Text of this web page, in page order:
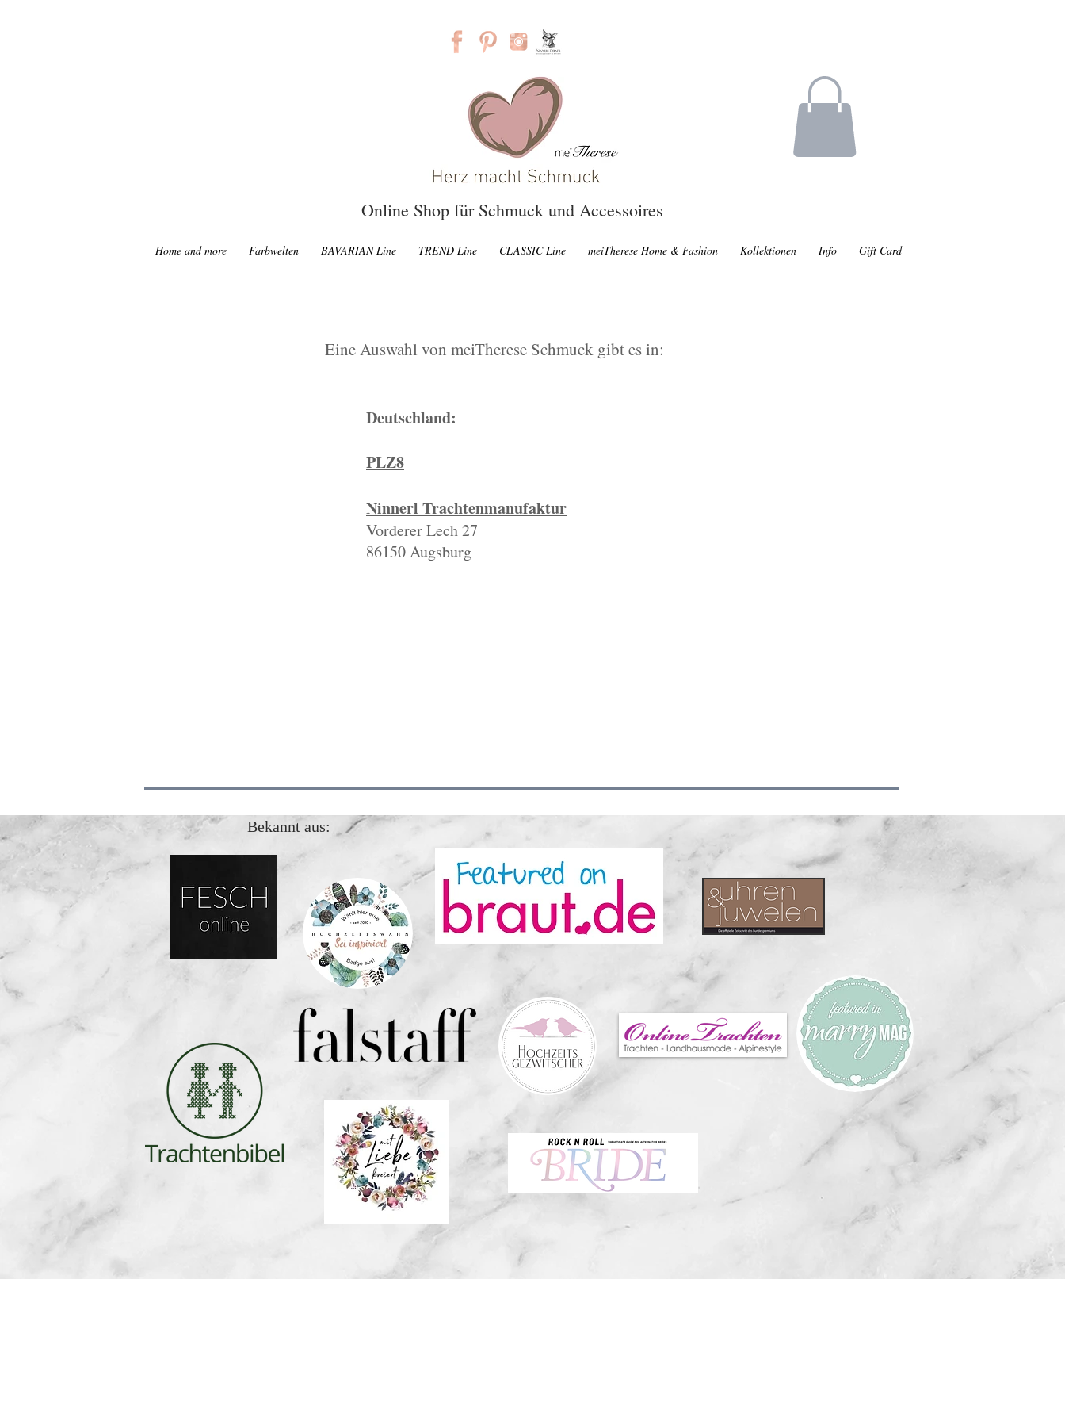
Online Shop für Schmuck und Accessoires
Home and more Farbwelten BAVARIAN Line TREND Line CLASSIC Line meiTherese Home & Fashion Kollektionen Info Gift Card
Eine Auswahl von meiTherese Schmuck gibt es in:
Deutschland:
PLZ8
Ninnerl Trachtenmanufaktur
Vorderer Lech 27
86150 Augsburg
Bekannt aus: